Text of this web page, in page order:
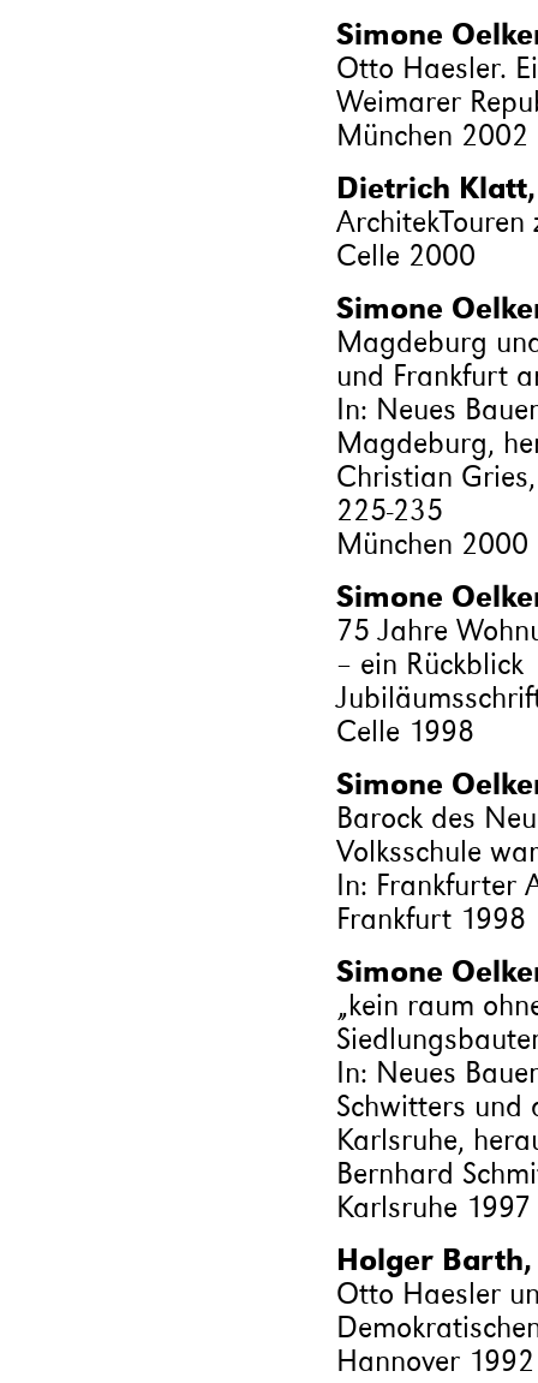
Simone
Otto Haesler.
Weimarer
München 2002
Dietrich
Celle 2000
Simone
Magdeburg
und Frankfurt
In: Neues
Magdeburg,
Christian
225-235
München 2000
Simone
75 Jahre
– ein Rückblick
Celle 1998
Simone
Barock des
Volksschule
In: Frankfurter
Frankfurt 1998
Simone
„kein raum
In: Neues
Schwitters und
Karlsruhe,
Bernhard
Karlsruhe 1997
Holger
Otto Haesler
Hannover 1992